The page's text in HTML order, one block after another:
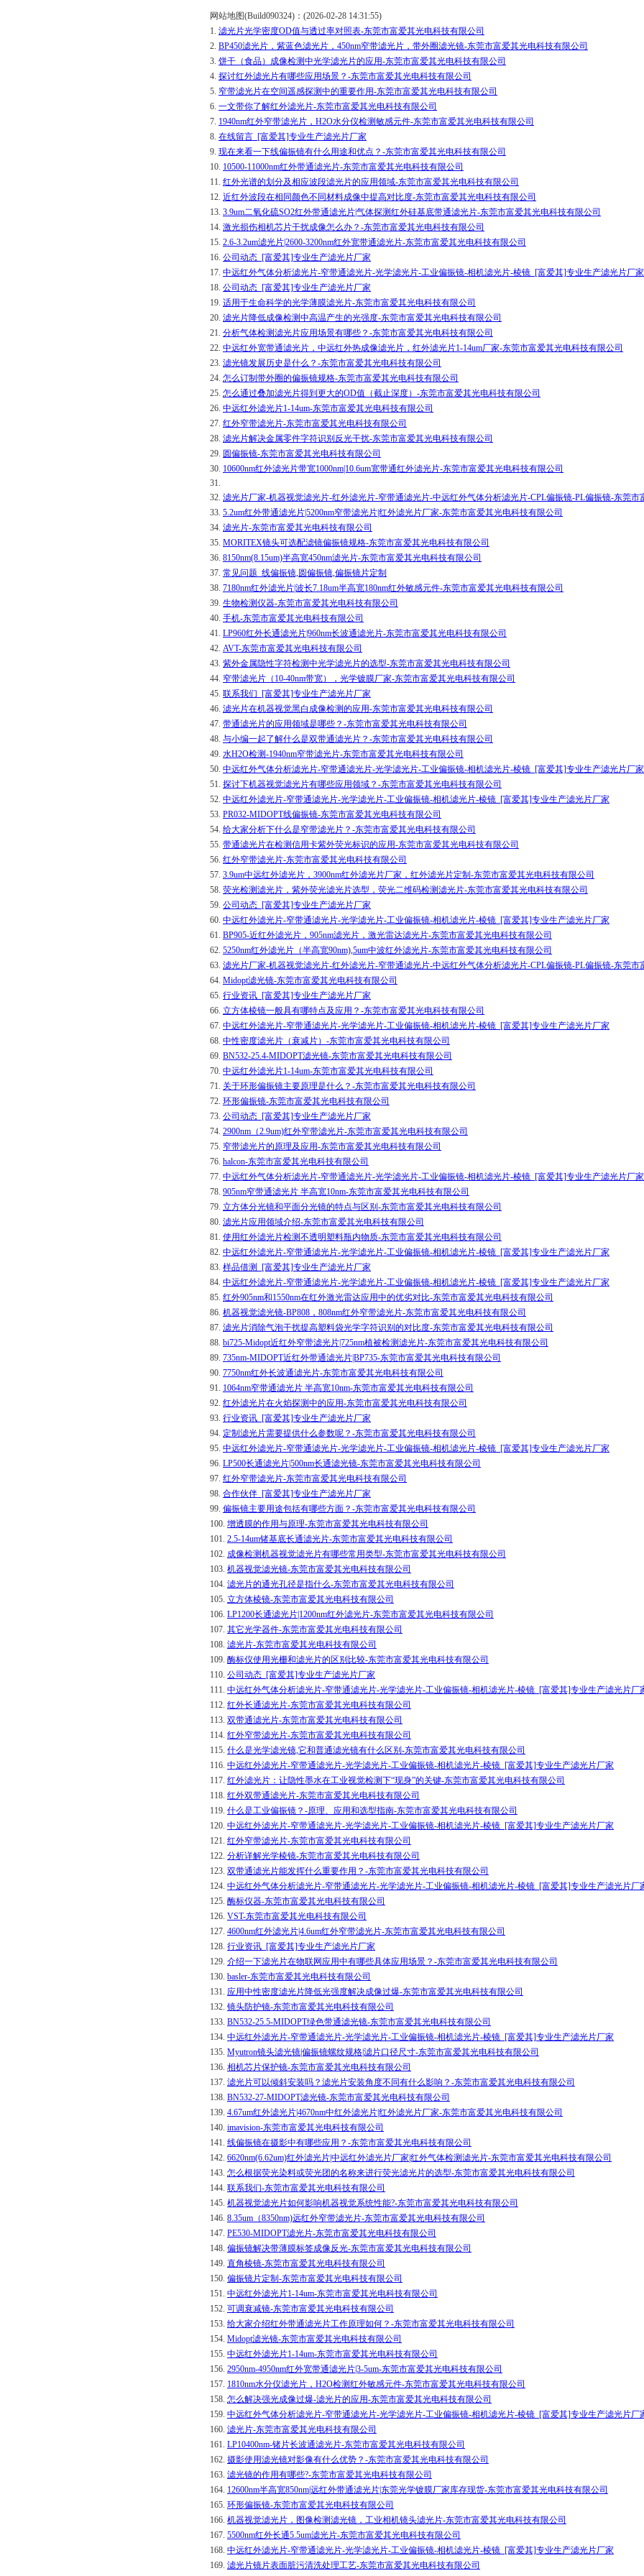
网站地图(Build090324)：(2026-02-28 14:31:55)
1. 滤光片光学密度OD值与透过率对照表-东莞市富爱其光电科技有限公司
2. BP450滤光片，紫蓝色滤光片，450nm窄带滤光片，带外圈滤光镜-东莞市富爱其光电科技有限公司
3. 饼干（食品）成像检测中光学滤光片的应用-东莞市富爱其光电科技有限公司
4. 探讨红外滤光片有哪些应用场景？-东莞市富爱其光电科技有限公司
5. 窄带滤光片在空间遥感探测中的重要作用-东莞市富爱其光电科技有限公司
6. 一文带你了解红外滤光片-东莞市富爱其光电科技有限公司
7. 1940nm红外窄带滤光片，H2O水分仪检测敏感元件-东莞市富爱其光电科技有限公司
8. 在线留言_[富爱其]专业生产滤光片厂家
9. 现在来看一下线偏振镜有什么用途和优点？-东莞市富爱其光电科技有限公司
10. 10500-11000nm红外带通滤光片-东莞市富爱其光电科技有限公司
11. 红外光谱的划分及相应波段滤光片的应用领域-东莞市富爱其光电科技有限公司
12. 近红外波段在相同颜色不同材料成像中提高对比度-东莞市富爱其光电科技有限公司
13. 3.9um二氧化硫SO2红外带通滤光片|气体探测红外硅基底带通滤光片-东莞市富爱其光电科技有限公司
14. 激光损伤相机芯片干扰成像怎么办？-东莞市富爱其光电科技有限公司
15. 2.6-3.2um滤光片|2600-3200nm红外宽带通滤光片-东莞市富爱其光电科技有限公司
16. 公司动态_[富爱其]专业生产滤光片厂家
17. 中远红外气体分析滤光片-窄带通滤光片-光学滤光片-工业偏振镜-相机滤光片-棱镜_[富爱其]专业生产滤光片厂家
18. 公司动态_[富爱其]专业生产滤光片厂家
19. 适用于生命科学的光学薄膜滤光片-东莞市富爱其光电科技有限公司
20. 滤光片降低成像检测中高温产生的光强度-东莞市富爱其光电科技有限公司
21. 分析气体检测滤光片应用场景有哪些？-东莞市富爱其光电科技有限公司
22. 中远红外宽带通滤光片，中远红外热成像滤光片，红外滤光片1-14um厂家-东莞市富爱其光电科技有限公司
23. 滤光镜发展历史是什么？-东莞市富爱其光电科技有限公司
24. 怎么订制带外圈的偏振镜规格-东莞市富爱其光电科技有限公司
25. 怎么通过叠加滤光片得到更大的OD值（截止深度）-东莞市富爱其光电科技有限公司
26. 中远红外滤光片1-14um-东莞市富爱其光电科技有限公司
27. 红外窄带滤光片-东莞市富爱其光电科技有限公司
28. 滤光片解决金属零件字符识别反光干扰-东莞市富爱其光电科技有限公司
29. 圆偏振镜-东莞市富爱其光电科技有限公司
30. 10600nm红外滤光片带宽1000nm|10.6um宽带通红外滤光片-东莞市富爱其光电科技有限公司
31.
32. 滤光片厂家-机器视觉滤光片-红外滤光片-窄带通滤光片-中远红外气体分析滤光片-CPL偏振镜-PL偏振镜-东莞市
33. 5.2um红外带通滤光片|5200nm窄带滤光片|红外滤光片厂家-东莞市富爱其光电科技有限公司
34. 滤光片-东莞市富爱其光电科技有限公司
35. MORITEX镜头可选配滤镜偏振镜规格-东莞市富爱其光电科技有限公司
36. 8150nm(8.15um)半高宽450nm滤光片-东莞市富爱其光电科技有限公司
37. 常见问题_线偏振镜,圆偏振镜,偏振镜片定制
38. 7180nm红外滤光片|波长7.18um半高宽180nm红外敏感元件-东莞市富爱其光电科技有限公司
39. 生物检测仪器-东莞市富爱其光电科技有限公司
40. 手机-东莞市富爱其光电科技有限公司
41. LP960红外长通滤光片|960nm长波通滤光片-东莞市富爱其光电科技有限公司
42. AVT-东莞市富爱其光电科技有限公司
43. 紫外金属隐性字符检测中光学滤光片的选型-东莞市富爱其光电科技有限公司
44. 窄带滤光片（10-40nm带宽），光学镀膜厂家-东莞市富爱其光电科技有限公司
45. 联系我们_[富爱其]专业生产滤光片厂家
46. 滤光片在机器视觉黑白成像检测的应用-东莞市富爱其光电科技有限公司
47. 带通滤光片的应用领域是哪些？-东莞市富爱其光电科技有限公司
48. 与小编一起了解什么是双带通滤光片？-东莞市富爱其光电科技有限公司
49. 水H2O检测-1940nm窄带滤光片-东莞市富爱其光电科技有限公司
50. 中远红外气体分析滤光片-窄带通滤光片-光学滤光片-工业偏振镜-相机滤光片-棱镜_[富爱其]专业生产滤光片厂家
51. 探讨下机器视觉滤光片有哪些应用领域？-东莞市富爱其光电科技有限公司
52. 中远红外滤光片-窄带通滤光片-光学滤光片-工业偏振镜-相机滤光片-棱镜_[富爱其]专业生产滤光片厂家
53. PR032-MIDOPT线偏振镜-东莞市富爱其光电科技有限公司
54. 给大家分析下什么是窄带滤光片？-东莞市富爱其光电科技有限公司
55. 带通滤光片在检测信用卡紫外荧光标识的应用-东莞市富爱其光电科技有限公司
56. 红外窄带滤光片-东莞市富爱其光电科技有限公司
57. 3.9um中远红外滤光片，3900nm红外滤光片厂家，红外滤光片定制-东莞市富爱其光电科技有限公司
58. 荧光检测滤光片，紫外荧光滤光片选型，荧光二维码检测滤光片-东莞市富爱其光电科技有限公司
59. 公司动态_[富爱其]专业生产滤光片厂家
60. 中远红外滤光片-窄带通滤光片-光学滤光片-工业偏振镜-相机滤光片-棱镜_[富爱其]专业生产滤光片厂家
61. BP905-近红外滤光片，905nm滤光片，激光雷达滤光片-东莞市富爱其光电科技有限公司
62. 5250nm红外滤光片（半高宽90nm),5um中波红外滤光片-东莞市富爱其光电科技有限公司
63. 滤光片厂家-机器视觉滤光片-红外滤光片-窄带通滤光片-中远红外气体分析滤光片-CPL偏振镜-PL偏振镜-东莞市
64. Midopt滤光镜-东莞市富爱其光电科技有限公司
65. 行业资讯_[富爱其]专业生产滤光片厂家
66. 立方体棱镜一般具有哪特点及应用？-东莞市富爱其光电科技有限公司
67. 中远红外滤光片-窄带通滤光片-光学滤光片-工业偏振镜-相机滤光片-棱镜_[富爱其]专业生产滤光片厂家
68. 中性密度滤光片（衰减片）-东莞市富爱其光电科技有限公司
69. BN532-25.4-MIDOPT滤光镜-东莞市富爱其光电科技有限公司
70. 中远红外滤光片1-14um-东莞市富爱其光电科技有限公司
71. 关于环形偏振镜主要原理是什么？-东莞市富爱其光电科技有限公司
72. 环形偏振镜-东莞市富爱其光电科技有限公司
73. 公司动态_[富爱其]专业生产滤光片厂家
74. 2900nm（2.9um)红外窄带滤光片-东莞市富爱其光电科技有限公司
75. 窄带滤光片的原理及应用-东莞市富爱其光电科技有限公司
76. halcon-东莞市富爱其光电科技有限公司
77. 中远红外气体分析滤光片-窄带通滤光片-光学滤光片-工业偏振镜-相机滤光片-棱镜_[富爱其]专业生产滤光片厂家
78. 905nm窄带通滤光片 半高宽10nm-东莞市富爱其光电科技有限公司
79. 立方体分光镜和平面分光镜的特点与区别-东莞市富爱其光电科技有限公司
80. 滤光片应用领域介绍-东莞市富爱其光电科技有限公司
81. 使用红外滤光片检测不透明塑料瓶内物质-东莞市富爱其光电科技有限公司
82. 中远红外滤光片-窄带通滤光片-光学滤光片-工业偏振镜-相机滤光片-棱镜_[富爱其]专业生产滤光片厂家
83. 样品借测_[富爱其]专业生产滤光片厂家
84. 中远红外滤光片-窄带通滤光片-光学滤光片-工业偏振镜-相机滤光片-棱镜_[富爱其]专业生产滤光片厂家
85. 红外905nm和1550nm在红外激光雷达应用中的优劣对比-东莞市富爱其光电科技有限公司
86. 机器视觉滤光镜-BP808，808nm红外窄带滤光片-东莞市富爱其光电科技有限公司
87. 滤光片消除气泡干扰提高塑料袋光学字符识别的对比度-东莞市富爱其光电科技有限公司
88. bi725-Midopt近红外窄带滤光片|725nm植被检测滤光片-东莞市富爱其光电科技有限公司
89. 735nm-MIDOPT近红外带通滤光片|BP735-东莞市富爱其光电科技有限公司
90. 7750nm红外长波通滤光片-东莞市富爱其光电科技有限公司
91. 1064nm窄带通滤光片 半高宽10nm-东莞市富爱其光电科技有限公司
92. 红外滤光片在火焰探测中的应用-东莞市富爱其光电科技有限公司
93. 行业资讯_[富爱其]专业生产滤光片厂家
94. 定制滤光片需要提供什么参数呢？-东莞市富爱其光电科技有限公司
95. 中远红外滤光片-窄带通滤光片-光学滤光片-工业偏振镜-相机滤光片-棱镜_[富爱其]专业生产滤光片厂家
96. LP500长通滤光片|500nm长通滤光镜-东莞市富爱其光电科技有限公司
97. 红外窄带滤光片-东莞市富爱其光电科技有限公司
98. 合作伙伴_[富爱其]专业生产滤光片厂家
99. 偏振镜主要用途包括有哪些方面？-东莞市富爱其光电科技有限公司
100. 增透膜的作用与原理-东莞市富爱其光电科技有限公司
101. 2.5-14um锗基底长通滤光片-东莞市富爱其光电科技有限公司
102. 成像检测机器视觉滤光片有哪些常用类型-东莞市富爱其光电科技有限公司
103. 机器视觉滤光镜-东莞市富爱其光电科技有限公司
104. 滤光片的通光孔径是指什么-东莞市富爱其光电科技有限公司
105. 立方体棱镜-东莞市富爱其光电科技有限公司
106. LP1200长通滤光片|1200nm红外滤光片-东莞市富爱其光电科技有限公司
107. 其它光学器件-东莞市富爱其光电科技有限公司
108. 滤光片-东莞市富爱其光电科技有限公司
109. 酶标仪使用光栅和滤光片的区别比较-东莞市富爱其光电科技有限公司
110. 公司动态_[富爱其]专业生产滤光片厂家
111. 中远红外气体分析滤光片-窄带通滤光片-光学滤光片-工业偏振镜-相机滤光片-棱镜_[富爱其]专业生产滤光片厂
112. 红外长通滤光片-东莞市富爱其光电科技有限公司
113. 双带通滤光片-东莞市富爱其光电科技有限公司
114. 红外窄带滤光片-东莞市富爱其光电科技有限公司
115. 什么是光学滤光镜,它和普通滤光镜有什么区别-东莞市富爱其光电科技有限公司
116. 中远红外滤光片-窄带通滤光片-光学滤光片-工业偏振镜-相机滤光片-棱镜_[富爱其]专业生产滤光片厂家
117. 红外滤光片：让隐性墨水在工业视觉检测下“现身”的关键-东莞市富爱其光电科技有限公司
118. 红外双带通滤光片-东莞市富爱其光电科技有限公司
119. 什么是工业偏振镜？-原理、应用和选型指南-东莞市富爱其光电科技有限公司
120. 中远红外滤光片-窄带通滤光片-光学滤光片-工业偏振镜-相机滤光片-棱镜_[富爱其]专业生产滤光片厂家
121. 红外窄带滤光片-东莞市富爱其光电科技有限公司
122. 分析详解光学棱镜-东莞市富爱其光电科技有限公司
123. 双带通滤光片能发挥什么重要作用？-东莞市富爱其光电科技有限公司
124. 中远红外气体分析滤光片-窄带通滤光片-光学滤光片-工业偏振镜-相机滤光片-棱镜_[富爱其]专业生产滤光片厂
125. 酶标仪器-东莞市富爱其光电科技有限公司
126. VST-东莞市富爱其光电科技有限公司
127. 4600nm红外滤光片|4.6um红外窄带滤光片-东莞市富爱其光电科技有限公司
128. 行业资讯_[富爱其]专业生产滤光片厂家
129. 介绍一下滤光片在物联网应用中有哪些具体应用场景？-东莞市富爱其光电科技有限公司
130. basler-东莞市富爱其光电科技有限公司
131. 应用中性密度滤光片降低光强度解决成像过爆-东莞市富爱其光电科技有限公司
132. 镜头防护镜-东莞市富爱其光电科技有限公司
133. BN532-25.5-MIDOPT绿色带通滤光镜-东莞市富爱其光电科技有限公司
134. 中远红外滤光片-窄带通滤光片-光学滤光片-工业偏振镜-相机滤光片-棱镜_[富爱其]专业生产滤光片厂家
135. Myutron镜头滤光镜|偏振镜螺纹规格|滤片口径尺寸-东莞市富爱其光电科技有限公司
136. 相机芯片保护镜-东莞市富爱其光电科技有限公司
137. 滤光片可以倾斜安装吗？滤光片安装角度不同有什么影响？-东莞市富爱其光电科技有限公司
138. BN532-27-MIDOPT滤光镜-东莞市富爱其光电科技有限公司
139. 4.67um红外滤光片|4670nm中红外滤光片|红外滤光片厂家-东莞市富爱其光电科技有限公司
140. imavision-东莞市富爱其光电科技有限公司
141. 线偏振镜在摄影中有哪些应用？-东莞市富爱其光电科技有限公司
142. 6620nm(6.62um)红外滤光片|中远红外滤光片厂家|红外气体检测滤光片-东莞市富爱其光电科技有限公司
143. 怎么根据荧光染料或荧光团的名称来进行荧光滤光片的选型-东莞市富爱其光电科技有限公司
144. 联系我们-东莞市富爱其光电科技有限公司
145. 机器视觉滤光片如何影响机器视觉系统性能?-东莞市富爱其光电科技有限公司
146. 8.35um（8350nm)远红外窄带滤光片-东莞市富爱其光电科技有限公司
147. PE530-MIDOPT滤光片-东莞市富爱其光电科技有限公司
148. 偏振镜解决带薄膜标签成像反光-东莞市富爱其光电科技有限公司
149. 直角棱镜-东莞市富爱其光电科技有限公司
150. 偏振镜片定制-东莞市富爱其光电科技有限公司
151. 中远红外滤光片1-14um-东莞市富爱其光电科技有限公司
152. 可调衰减镜-东莞市富爱其光电科技有限公司
153. 给大家介绍红外带通滤光片工作原理如何？-东莞市富爱其光电科技有限公司
154. Midopt滤光镜-东莞市富爱其光电科技有限公司
155. 中远红外滤光片1-14um-东莞市富爱其光电科技有限公司
156. 2950nm-4950nm红外宽带通滤光片|3-5um-东莞市富爱其光电科技有限公司
157. 1810nm水分仪滤光片，H2O检测红外敏感元件-东莞市富爱其光电科技有限公司
158. 怎么解决强光成像过爆-滤光片的应用-东莞市富爱其光电科技有限公司
159. 中远红外气体分析滤光片-窄带通滤光片-光学滤光片-工业偏振镜-相机滤光片-棱镜_[富爱其]专业生产滤光片厂
160. 滤光片-东莞市富爱其光电科技有限公司
161. LP10400nm-锗片长波通滤光片-东莞市富爱其光电科技有限公司
162. 摄影使用滤光镜对影像有什么优势？-东莞市富爱其光电科技有限公司
163. 滤光镜的作用有哪些?-东莞市富爱其光电科技有限公司
164. 12600nm半高宽850nm|远红外带通滤光片|东莞光学镀膜厂家库存现货-东莞市富爱其光电科技有限公司
165. 环形偏振镜-东莞市富爱其光电科技有限公司
166. 机器视觉滤光片，图像检测滤光镜，工业相机镜头滤光片-东莞市富爱其光电科技有限公司
167. 5500nm红外长通5.5um滤光片-东莞市富爱其光电科技有限公司
168. 中远红外滤光片-窄带通滤光片-光学滤光片-工业偏振镜-相机滤光片-棱镜_[富爱其]专业生产滤光片厂家
169. 滤光片镜片表面脏污清洗处理工艺-东莞市富爱其光电科技有限公司